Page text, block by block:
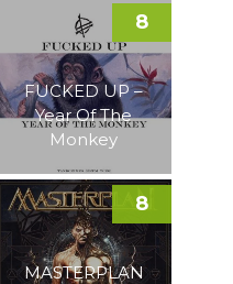
FUCKED UP –
Year Of The
Monkey
8
MASTERPLAN
8